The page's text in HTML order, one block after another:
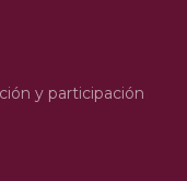
y participación